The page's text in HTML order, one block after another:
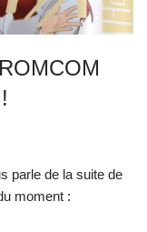
parle de la suite de
moment :